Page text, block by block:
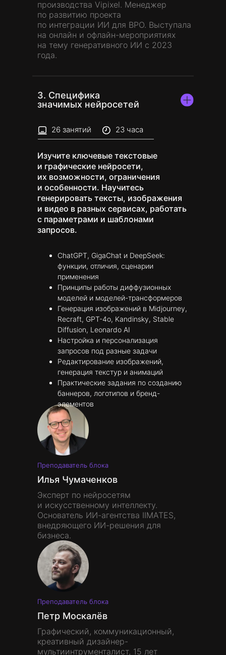
производства Vipixel. Менеджер
по развитию проекта
по интеграции ИИ для BPO. Выступала
на онлайн и офлайн-мероприятиях
на тему генеративного ИИ с 2023
года.
3. Специфика
значимых нейросетей
Илья Чумаченков
Эксперт по нейросетям
и искусственному интеллекту.
Основатель ИИ-агентства IIMATES,
внедряющего ИИ-решения для
бизнеса.
Преподаватель блока
23 часа
26 занятий
Петр Москалёв
Графический, коммуникационный,
креативный дизайнер-
мультиинтрументалист, 15 лет
Преподаватель блока
Изучите ключевые текстовые
и графические нейросети,
их возможности, ограничения
и особенности. Научитесь
генерировать тексты, изображения
и видео в разных сервисах, работать
с параметрами и шаблонами
запросов.
ChatGPT, GigaChat и DeepSeek:
функции, отличия, сценарии
применения
Принципы работы диффузионных
моделей и моделей-трансформеров
Генерация изображений в Midjourney,
Recraft, GPT-4o, Kandinsky, Stable
Diffusion, Leonardo AI
Настройка и персонализация
запросов под разные задачи
Редактирование изображений,
генерация текстур и анимаций
Практические задания по созданию
баннеров, логотипов и бренд-
элементов